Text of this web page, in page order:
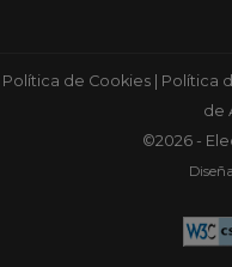
Política de Cookies Política
de
©2026 -